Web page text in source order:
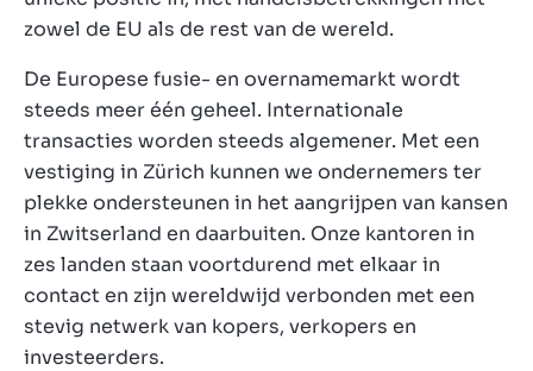
zowel de EU als de rest van de wereld.
De Europese fusie- en overnamemarkt wordt
steeds meer één geheel. Internationale
transacties worden steeds algemener. Met een
vestiging in Zürich kunnen we ondernemers ter
plekke ondersteunen in het aangrijpen van kansen
in Zwitserland en daarbuiten. Onze kantoren in
zes landen staan voortdurend met elkaar in
contact en zijn wereldwijd verbonden met een
stevig netwerk van kopers, verkopers en
investeerders.